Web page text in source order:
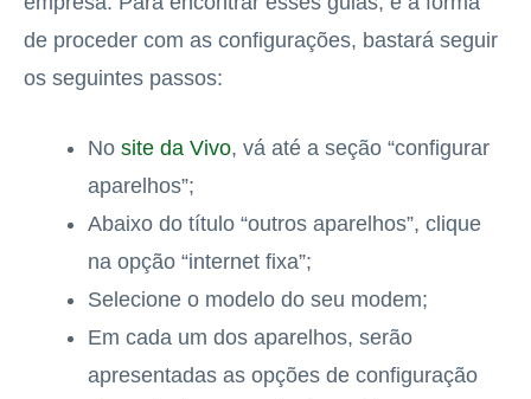
de proceder com as configurações, bastará seguir
os seguintes passos:
No site da Vivo, vá até a seção “configurar
aparelhos”;
Abaixo do título “outros aparelhos”, clique
na opção “internet fixa”;
Selecione o modelo do seu modem;
Em cada um dos aparelhos, serão
apresentadas as opções de configuração